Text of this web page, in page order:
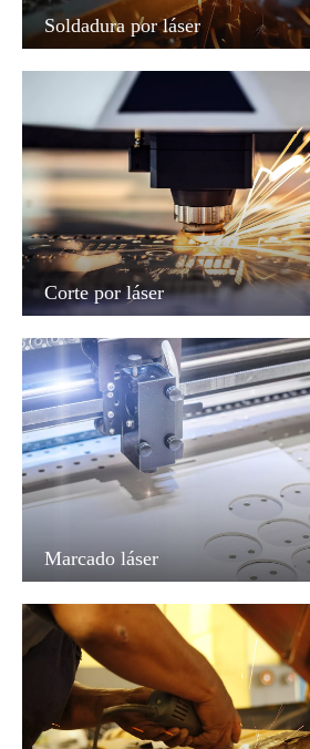
Soldadura por láser
Corte por láser
Marcado láser